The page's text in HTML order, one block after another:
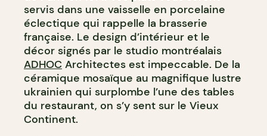
servis dans une vaisselle en porcelaine
éclectique qui rappelle la brasserie
française. Le design d’intérieur et le
décor signés par le studio montréalais
ADHOC Architectes est impeccable. De la
céramique mosaïque au magnifique lustre
ukrainien qui surplombe l’une des tables
du restaurant, on s’y sent sur le Vieux
Continent.